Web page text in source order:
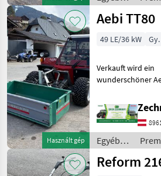
Maschinen, die sic
mezőgazdasági
erőgépek
Használt gép
Aebi TT80
49 LE/36 kW
Verkauft wird ein
wunderschöner
Heizung -
vorne 540 U/min -
hydr.
Egyéb
mezőgazdasági
erőgépek
Reform